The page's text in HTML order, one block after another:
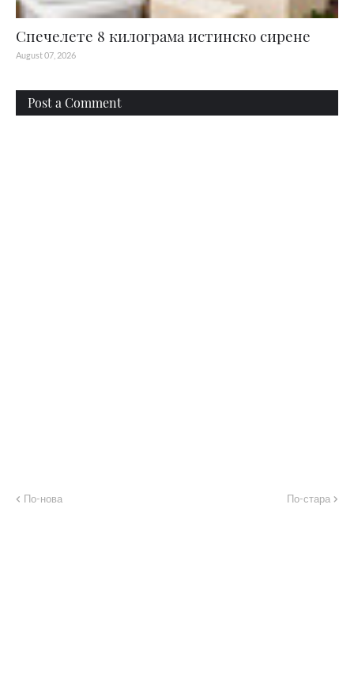
Спечелете 8 килограма истинско сирене
August 07, 2026
Post a Comment
По-нова По-стара